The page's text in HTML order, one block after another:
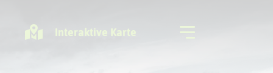
Interaktive Karte